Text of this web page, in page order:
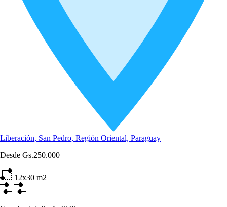
Liberación, San Pedro, Región Oriental, Paraguay
Desde Gs.250.000
12x30 m2